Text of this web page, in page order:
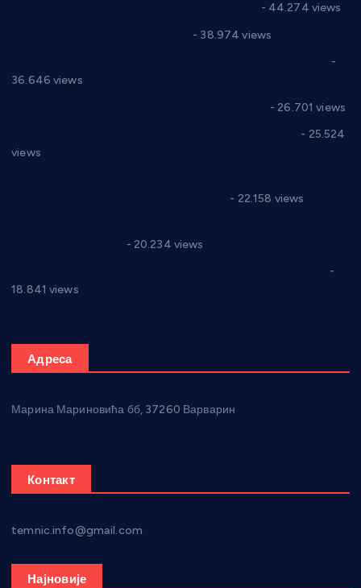
- 44.274 views
- 38.974 views
-
36.646 views
- 26.701 views
- 25.524
views
- 22.158 views
- 20.234 views
-
18.841 views
Адреса
Марина Мариновића бб, 37260 Варварин
Контакт
temnic.info@gmail.com
Најновије